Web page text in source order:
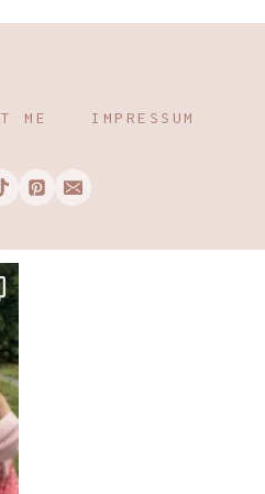
ME IMPRESSUM